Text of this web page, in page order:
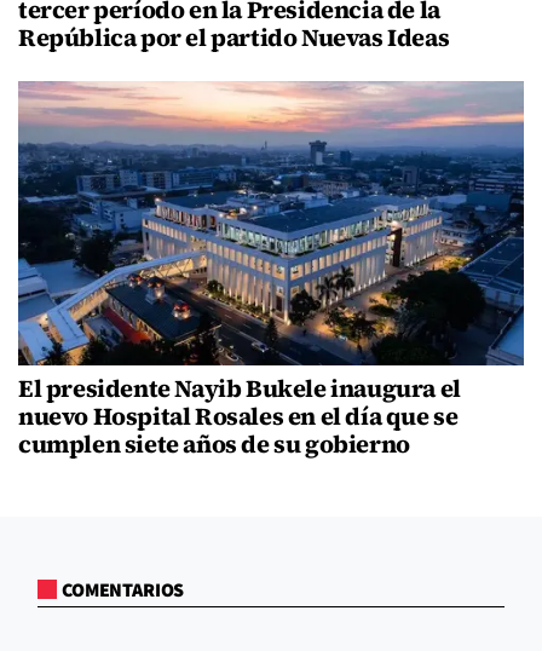
tercer período en la Presidencia de la
República por el partido Nuevas Ideas
El presidente Nayib Bukele inaugura el
nuevo Hospital Rosales en el día que se
cumplen siete años de su gobierno
COMENTARIOS